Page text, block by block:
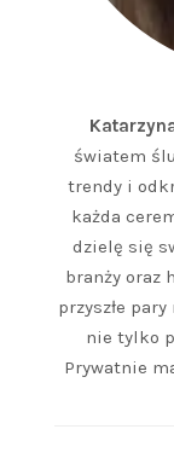
światem
trendy i
każda
dzielę się
branży oraz
przyszłe
nie tylko
Prywatnie